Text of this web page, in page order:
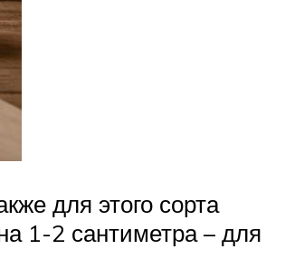
для этого сорта
1-2 сантиметра – для